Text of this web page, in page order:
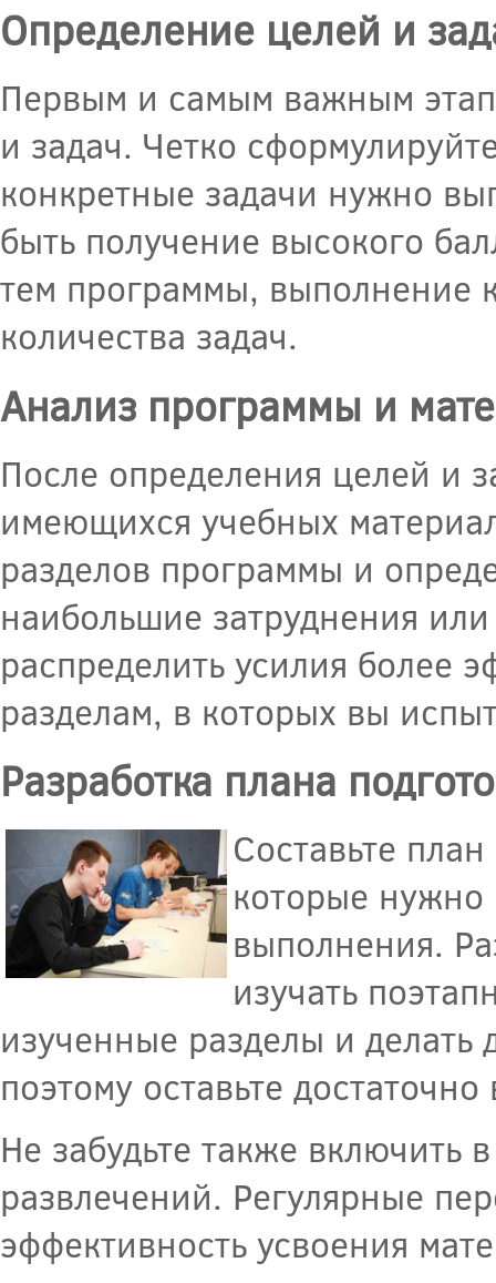
Определение целей и
Первым и самым важным
и задач. Четко
конкретные задачи нужно
быть получение высокого
тем программы, выполнение
количества задач.
Анализ программы и
После определения целей и
имеющихся учебных
разделов программы и
наибольшие затруднения
распределить усилия более
разделам, в которых вы
Разработка плана
Составьте
которые
выполнения.
изучать
изученные разделы и
поэтому оставьте
Не забудьте также включить
развлечений. Регулярные
эффективность усвоения